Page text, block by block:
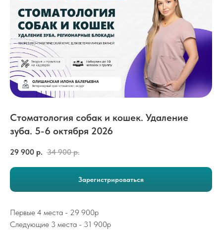
Стоматология собак и кошек. Удаление
зуба. 5-6 октября 2026
29 900 р. 34 900 р.
Зарегистрироваться
Первые 4 места - 29 900р
Следующие 3 места - 31 900р